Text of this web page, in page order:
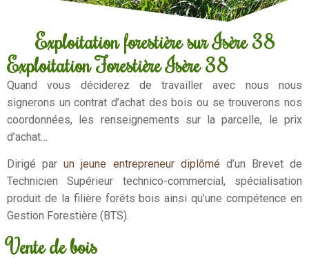
Exploitation forestière sur Isère 38
Exploitation Forestière Isère 38
Quand vous déciderez de travailler avec nous nous
signerons un contrat d’achat des bois ou se trouverons nos
coordonnées, les renseignements sur la parcelle, le prix
d’achat…
Dirigé parun jeune entrepreneur diplômé d’un Brevet de
Technicien Supérieur technico-commercial, spécialisation
produit de la filière forêts bois ainsi qu’une compétence en
Gestion Forestière (BTS).
Vente de bois